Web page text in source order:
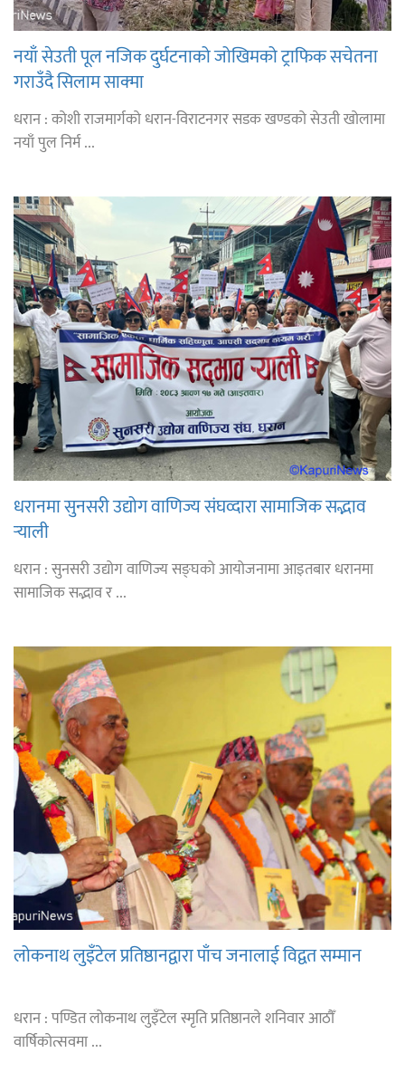
नयाँ सेउती पूल नजिक दुर्घटनाको जोखिमको ट्राफिक सचेतना
गराउँदै सिलाम साक्मा
धरान : कोशी राजमार्गको धरान-विराटनगर सडक खण्डको सेउती खोलामा
नयाँ पुल निर्म ...
धरानमा सुनसरी उद्योग वाणिज्य संघव्दारा सामाजिक सद्भाव
र्‍याली
धरान : सुनसरी उद्योग वाणिज्य सङ्घको आयोजनामा आइतबार धरानमा
सामाजिक सद्भाव र ...
लोकनाथ लुइँटेल प्रतिष्ठानद्वारा पाँच जनालाई विद्वत सम्मान
धरान : पण्डित लोकनाथ लुइँटेल स्मृति प्रतिष्ठानले शनिवार आठौँ
वार्षिकोत्सवमा ...